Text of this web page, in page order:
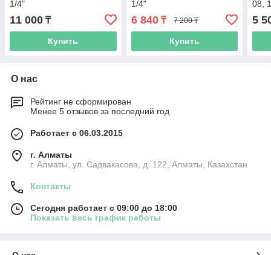
1/4"
11 000 ₸
Купить
1/4"
6 840₸ 7 200 ₸
Купить
08,
5
О нас
Рейтинг не сформирован
Менее 5 отзывов за последний год
Работает с 06.03.2015
г. Алматы
г. Алматы, ул. Садвакасова, д. 122, Алматы, Казахстан
Контакты
Сегодня работает с 09:00 до 18:00
Показать весь график работы